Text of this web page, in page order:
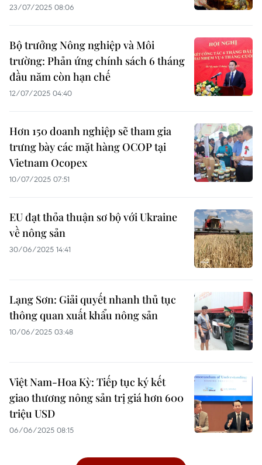
23/07/2025 08:06
Bộ trưởng Nông nghiệp và Môi
trường: Phản ứng chính sách 6 tháng
đầu năm còn hạn chế
12/07/2025 04:40
Hơn 150 doanh nghiệp sẽ tham gia
trưng bày các mặt hàng OCOP tại
Vietnam Ocopex
10/07/2025 07:51
EU đạt thỏa thuận sơ bộ với Ukraine
về nông sản
30/06/2025 14:41
Lạng Sơn: Giải quyết nhanh thủ tục
thông quan xuất khẩu nông sản
10/06/2025 03:48
Việt Nam-Hoa Kỳ: Tiếp tục ký kết
giao thương nông sản trị giá hơn 600
triệu USD
06/06/2025 08:15